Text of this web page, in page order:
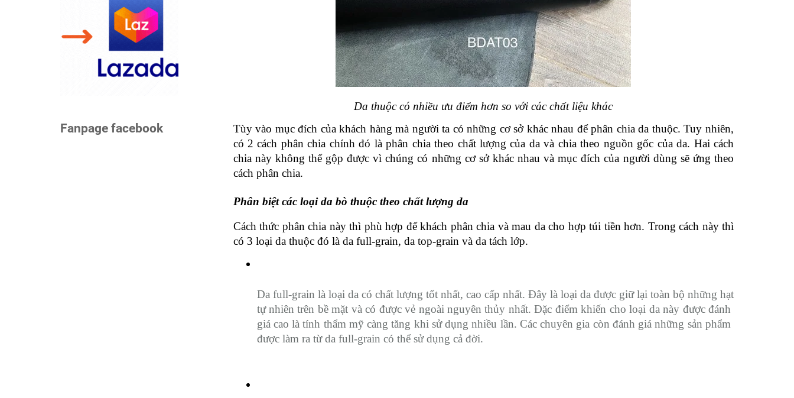
Da thuộc có nhiều ưu điểm hơn so với các chất liệu khác
Tùy vào mục đích của khách hàng mà người ta có những cơ sở khác nhau để phân chia da thuộc. Tuy nhiên,
có 2 cách phân chia chính đó là phân chia theo chất lượng của da và chia theo nguồn gốc của da. Hai cách
chia này không thể gộp được vì chúng có những cơ sở khác nhau và mục đích của người dùng sẽ ứng theo
cách phân chia.
Phân biệt các loại da bò thuộc theo chất lượng da
Cách thức phân chia này thì phù hợp để khách phân chia và mau da cho hợp túi tiền hơn. Trong cách này thì
có 3 loại da thuộc đó là da full-grain, da top-grain và da tách lớp.
Da full-grain là loại da có chất lượng tốt nhất, cao cấp nhất. Đây là loại da được giữ lại toàn bộ những hạt
tự nhiên trên bề mặt và có được vẻ ngoài nguyên thủy nhất. Đặc điểm khiến cho loại da này được đánh
giá cao là tính thẩm mỹ càng tăng khi sử dụng nhiều lần. Các chuyên gia còn đánh giá những sản phẩm
được làm ra từ da full-grain có thể sử dụng cả đời.
Fanpage facebook